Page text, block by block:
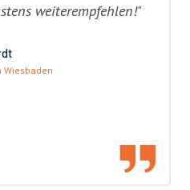
weiterempfehlen!"
Wiesbaden